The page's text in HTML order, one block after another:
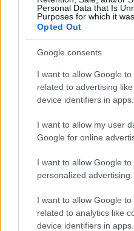
Personal Data that Is
Purposes for which it
Opted Out
Google consents
I want to allow Google
related to advertising
device identifiers in apps.
I want to allow my user
Google for online
I want to allow Google to
personalized advertising.
I want to allow Google
related to analytics like
device identifiers in apps.
periodo.
Edoardo
Edoardo
Palermo, ricorda
in via Maqueda
nomi: da allora
In redazione
e custodisce
mappe della città.